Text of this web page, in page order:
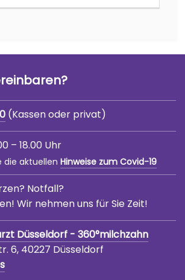
(Kassen oder privat)
– 18.00 Uhr
die aktuellen Hinweise zum Covid-19
Notfall?
Wir nehmen uns für Sie Zeit!
Düsseldorf - 360°milchzahn
6, 40227 Düsseldorf